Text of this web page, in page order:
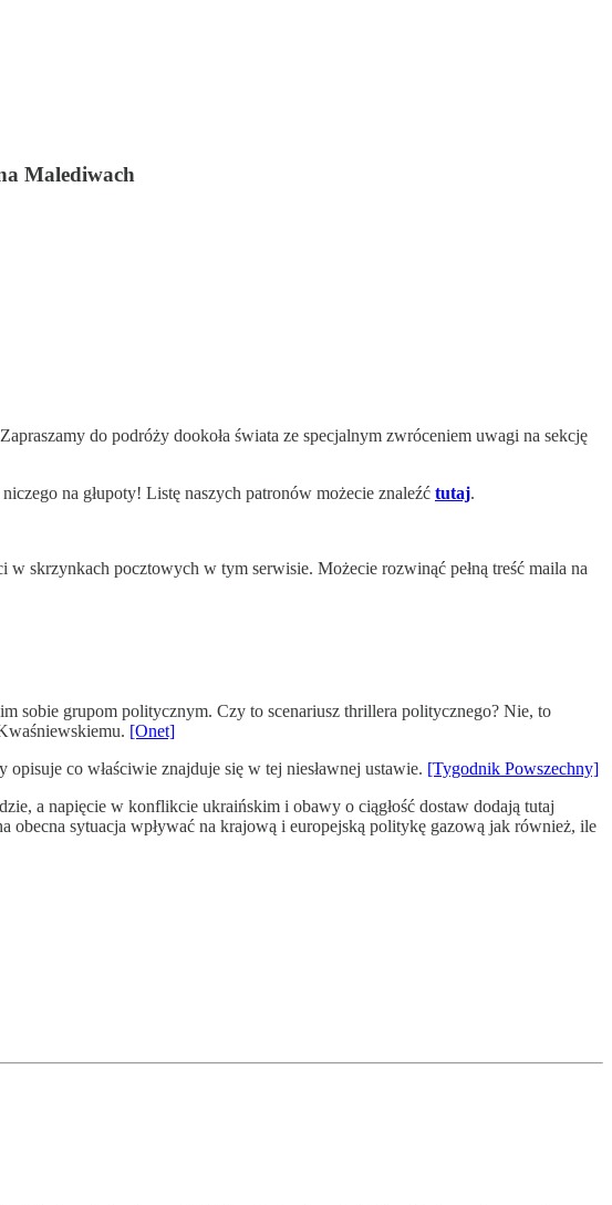
Malediwach
do podróży dookoła świata ze specjalnym zwróceniem uwagi na sekcję
na głupoty! Listę naszych patronów możecie znaleźć tutaj.
skrzynkach pocztowych w tym serwisie. Możecie rozwinąć pełną treść maila na
sobie grupom politycznym. Czy to scenariusz thrillera politycznego? Nie, to
[Onet]
co właściwie znajduje się w tej niesławnej ustawie. [Tygodnik Powszechny]
a napięcie w konflikcie ukraińskim i obawy o ciągłość dostaw dodają tutaj
obecna sytuacja wpływać na krajową i europejską politykę gazową jak również, ile